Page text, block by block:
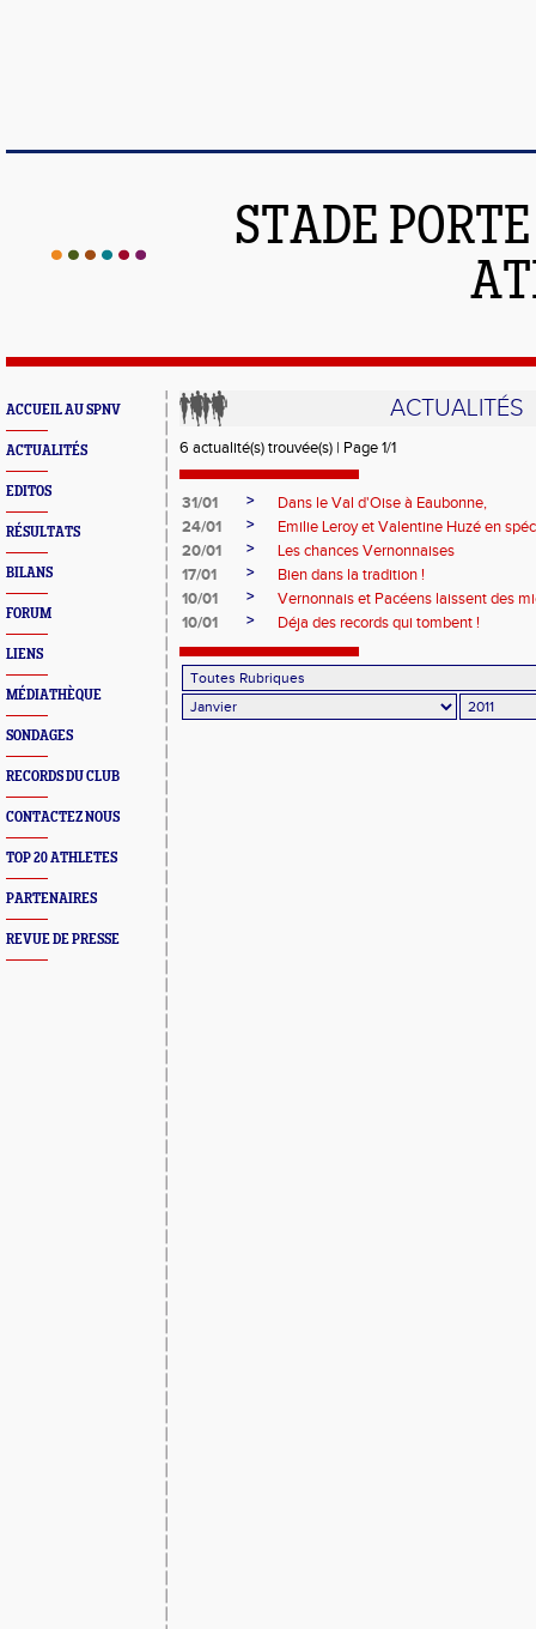
STADE
ACCUEIL AU SPNV
ACTUALITÉS
EDITOS
RÉSULTATS
BILANS
FORUM
LIENS
MÉDIATHÈQUE
SONDAGES
RECORDS DU CLUB
CONTACTEZ NOUS
TOP 20 ATHLETES
PARTENAIRES
REVUE DE PRESSE
ACTUALITÉS
6 actualité(s) trouvée(s) | Page 1/1
31/01 >
Dans le Val d'Oise à Eaubonne,
24/01
>
Emilie Leroy et Valentine Huzé en
20/01
>
Les chances Vernonnaises
17/01
>
Bien dans la tradition !
10/01
>
Vernonnais et Pacéens laissent des
10/01
> Déja des records qui tombent !